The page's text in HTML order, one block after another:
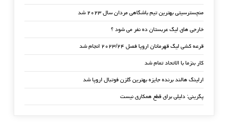
منچسترسیتی بهترین تیم باشگاهی مردان سال ۲۰۲۳ شد
خارجی های لیگ عربستان ده نفر می شود ؟
قرعه کشی لیگ قهرمانان اروپا فصل ۲۰۲۳/۲۴ انجام شد
کار بنزما با الاتحاد تمام شد
ارلینگ هالند برنده جایزه بهترین گلزن فوتبال اروپا شد
پگرینی: دلیلی برای قطع همکاری نیست